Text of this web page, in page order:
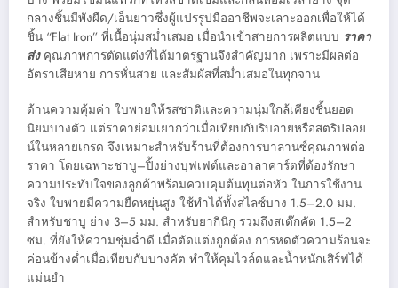
กลางชิ้นมีพังผืด/เอ็นยาวซึ่งผู้แปรรูปมืออาชีพจะเลาะออกเพื่อให้ได้
ชิ้น “Flat Iron” ที่เนื้อนุ่มสม่ำเสมอ เมื่อนำเข้าสายการผลิตแบบ ราคา
ส่งคุณภาพการตัดแต่งที่ได้มาตรฐานจึงสำคัญมาก เพราะมีผลต่อ
อัตราเสียหาย การหั่นสวย และสัมผัสที่สม่ำเสมอในทุกจาน
ด้านความคุ้มค่า ใบพายให้รสชาติและความนุ่มใกล้เคียงชิ้นยอด
นิยมบางตัว แต่ราคาย่อมเยากว่าเมื่อเทียบกับริบอายหรือสตริปลอย
น์ในหลายเกรด จึงเหมาะสำหรับร้านที่ต้องการบาลานซ์คุณภาพต่อ
ราคา โดยเฉพาะชาบู–ปิ้งย่างบุฟเฟต์และอาลาคาร์ตที่ต้องรักษา
ความประทับใจของลูกค้าพร้อมควบคุมต้นทุนต่อหัว ในการใช้งาน
จริง ใบพายมีความยืดหยุ่นสูง ใช้ทำได้ทั้งสไลซ์บาง 1.5–2.0 มม.
สำหรับชาบู ย่าง 3–5 มม. สำหรับยากินิกุ รวมถึงสเต๊กคัต 1.5–2
ซม. ที่ยังให้ความชุ่มฉ่ำดี เมื่อตัดแต่งถูกต้อง การหดตัวความร้อนจะ
ค่อนข้างต่ำเมื่อเทียบกับบางคัต ทำให้คุมไวล์ดและน้ำหนักเสิร์ฟได้
แม่นยำ